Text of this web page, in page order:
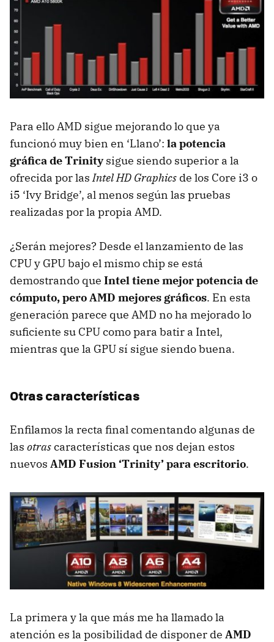
Para elloAMD sigue mejorando lo que ya
funcionó muy bien en ‘Llano’: la potencia
gráfica de Trinitysigue siendo superior a la
ofrecida por lasIntel HD Graphics de los Core i3 o
i5 ‘Ivy Bridge’, al menos según las pruebas
realizadas por la propia AMD.
¿Serán mejores? Desde el lanzamiento de las
CPUy GPUbajo el mismo chip se está
demostrando que Intel tiene mejor potencia de
cómputo, peroAMD mejores gráficos. En esta
generación parece que AMD no ha mejorado lo
suficiente su CPUcomo para batir a Intel,
mientras que la GPU sí sigue siendo buena.
Otras características
Enfilamos la recta final comentando algunas de
las otrascaracterísticas que nos dejan estos
nuevos AMD Fusion ‘Trinity’ para escritorio.
La primera y la que más me ha llamado la
atención es la posibilidad de disponer de AMD